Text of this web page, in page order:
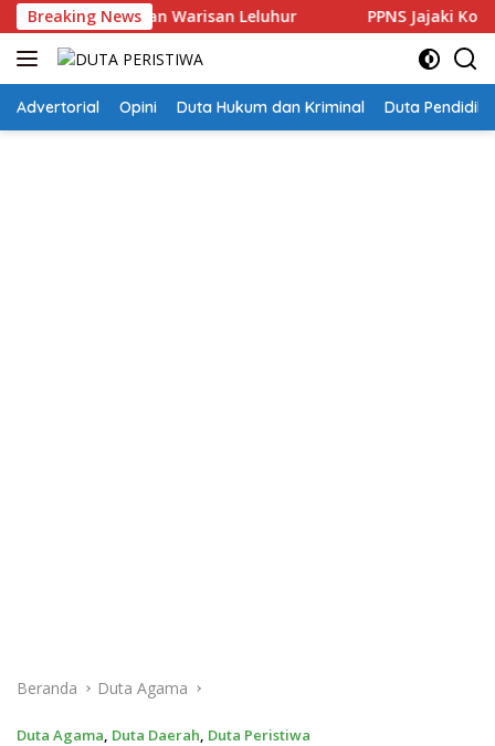
Langsung
ke
konten
Breaking News
Warisan Leluhur PPNS Jajaki Kolaborasi
Advertorial Opini Duta Hukum dan Kriminal Duta
Beranda Duta Agama
Duta Agama, Duta Daerah, Duta Peristiwa